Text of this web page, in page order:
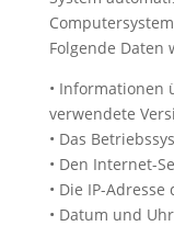
Folgende
• Informationen
verwendete
• Das
• Den Internet-
• Die IP-
• Datum und